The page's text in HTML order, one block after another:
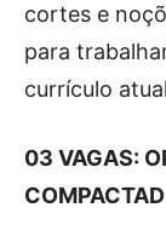
cortes e
para
currículo
03 VAGAS: